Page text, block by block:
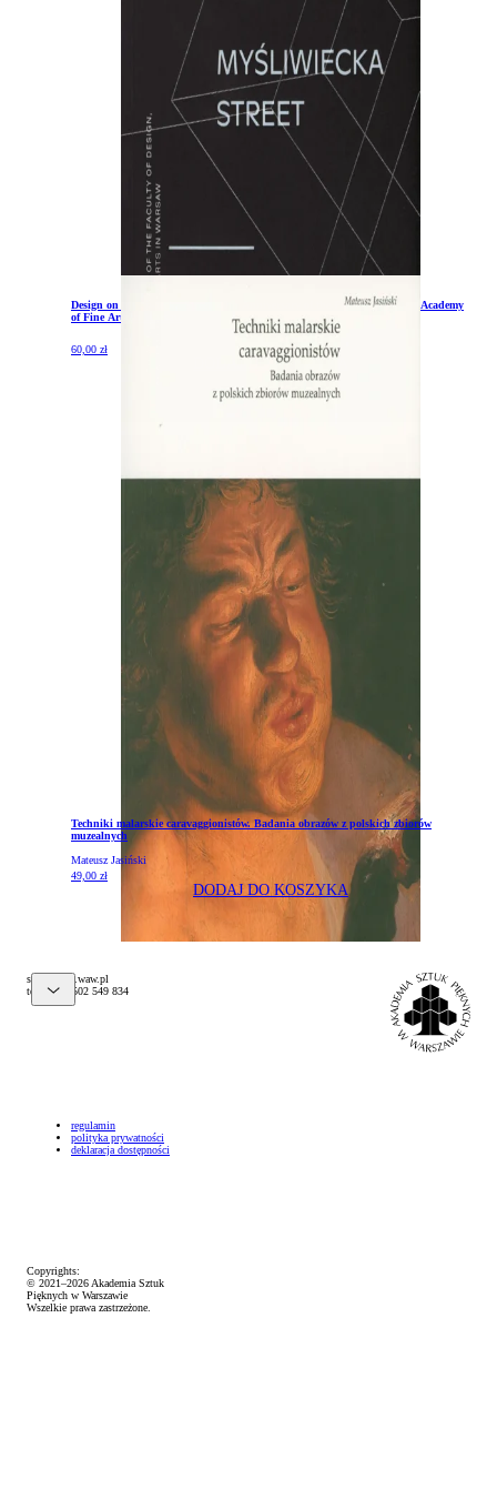
Design on Myśliwiecka Street. 40th Anniversary of the Faculty of Design Academy
of Fine Arts in Warsaw
60,00 zł
DODAJ DO KOSZYKA
Techniki malarskie caravaggionistów. Badania obrazów z polskich zbiorów
muzealnych
Mateusz Jasiński
49,00 zł
DODAJ DO KOSZYKA
Copyrights:
© 2021–2026 Akademia Sztuk
Pięknych w Warszawie
Wszelkie prawa zastrzeżone.
regulamin
polityka prywatności
deklaracja dostępności
lp.waw.psa
@pelks
tel. (+48) 502 549 834